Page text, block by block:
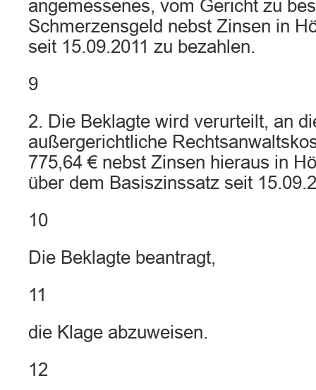
angemessenes, vom Gericht zu
Schmerzensgeld nebst Zinsen in
seit 15.09.2011 zu bezahlen.
9
2. Die Beklagte wird verurteilt, an
außergerichtliche
775,64 € nebst Zinsen hieraus in
über dem Basiszinssatz seit
10
Die Beklagte beantragt,
11
die Klage abzuweisen.
12